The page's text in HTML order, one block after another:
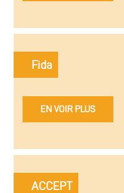
Fida
EN VOIR PLUS
ACCEPT